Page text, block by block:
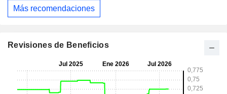
Más recomendaciones
Revisiones de Beneficios